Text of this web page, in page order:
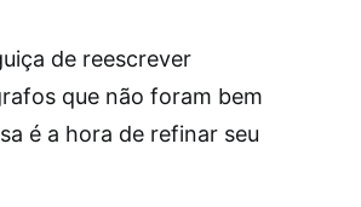
de reescrever
que não foram bem
é a hora de refinar seu